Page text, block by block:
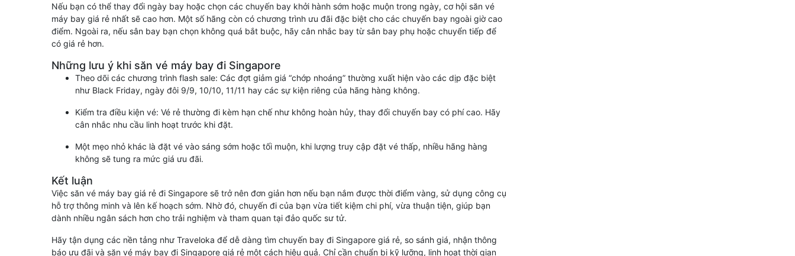
Nếu bạn có thể thay đổi ngày bay hoặc chọn các chuyến bay khởi hành sớm hoặc muộn trong ngày, cơ hội săn vé
máy bay giá rẻ nhất sẽ cao hơn. Một số hãng còn có chương trình ưu đãi đặc biệt cho các chuyến bay ngoài giờ cao
điểm. Ngoài ra, nếu sân bay bạn chọn không quá bắt buộc, hãy cân nhắc bay từ sân bay phụ hoặc chuyển tiếp để
có giá rẻ hơn.
Những lưu ý khi săn vé máy bay đi Singapore
Theo dõi các chương trình flash sale: Các đợt giảm giá “chớp nhoáng” thường xuất hiện vào các dịp đặc biệt
như Black Friday, ngày đôi 9/9, 10/10, 11/11 hay các sự kiện riêng của hãng hàng không.
Kiểm tra điều kiện vé: Vé rẻ thường đi kèm hạn chế như không hoàn hủy, thay đổi chuyến bay có phí cao. Hãy
cân nhắc nhu cầu linh hoạt trước khi đặt.
Một mẹo nhỏ khác là đặt vé vào sáng sớm hoặc tối muộn, khi lượng truy cập đặt vé thấp, nhiều hãng hàng
không sẽ tung ra mức giá ưu đãi.
Kết luận
Việc săn vé máy bay giá rẻ đi Singapore sẽ trở nên đơn giản hơn nếu bạn nắm được thời điểm vàng, sử dụng công cụ
hỗ trợ thông minh và lên kế hoạch sớm. Nhờ đó, chuyến đi của bạn vừa tiết kiệm chi phí, vừa thuận tiện, giúp bạn
dành nhiều ngân sách hơn cho trải nghiệm và tham quan tại đảo quốc sư tử.
Hãy tận dụng các nền tảng như Traveloka để dễ dàng tìm chuyến bay đi Singapore giá rẻ, so sánh giá, nhận thông
báo ưu đãi và săn vé máy bay đi Singapore giá rẻ một cách hiệu quả. Chỉ cần chuẩn bị kỹ lưỡng, linh hoạt thời gian